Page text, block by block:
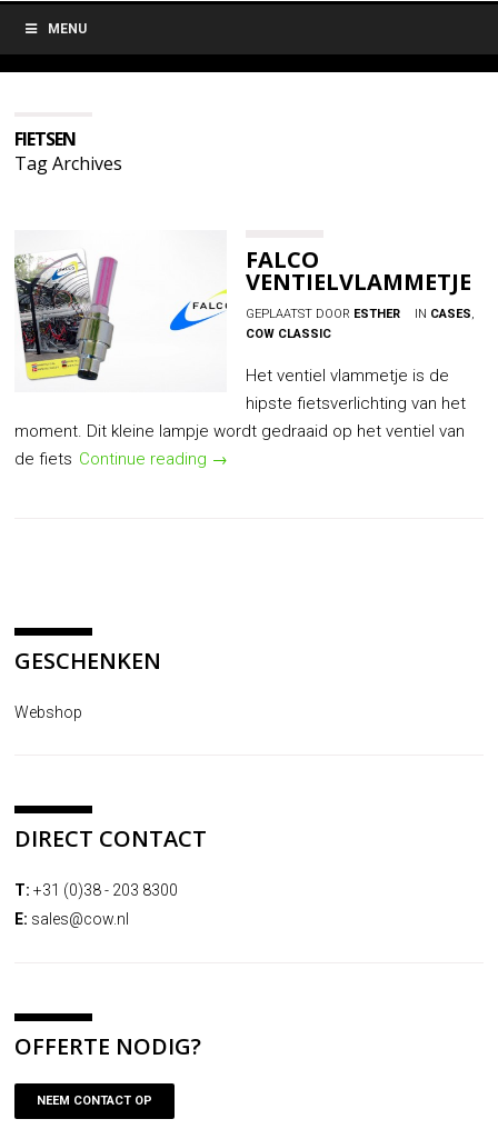
MENU
FIETSEN
Tag Archives
FALCO
VENTIELVLAMMETJE
GEPLAATST DOOR ESTHER IN CASES,
COW CLASSIC
Het ventiel vlammetje is de
hipste fietsverlichting van het
moment. Dit kleine lampje wordt gedraaid op het ventiel van
de fiets Continue reading →
GESCHENKEN
Webshop
DIRECT CONTACT
T: +31 (0)38 - 203 8300
E: sales@cow.nl
OFFERTE NODIG?
NEEM CONTACT OP